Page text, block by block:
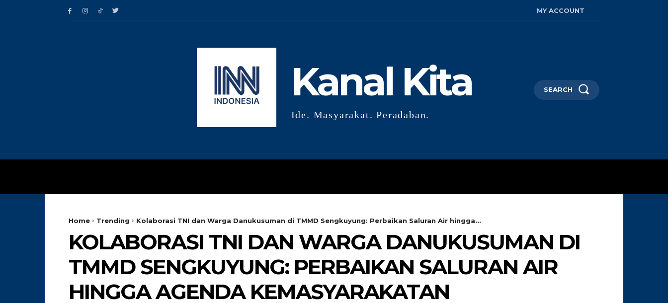
MY ACCOUNT
Kanal Kita
Ide. Masyarakat. Peradaban.
SEARCH
Home Trending Kolaborasi TNI dan Warga Danukusuman di TMMD Sengkuyung: Perbaikan Saluran Air hingga...
KOLABORASI TNI DAN WARGA DANUKUSUMAN DI
TMMD SENGKUYUNG: PERBAIKAN SALURAN AIR
HINGGA AGENDA KEMASYARAKATAN